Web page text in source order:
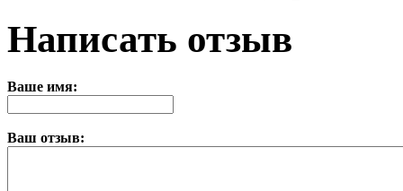
Написать отзыв
Ваше имя:
Ваш отзыв: